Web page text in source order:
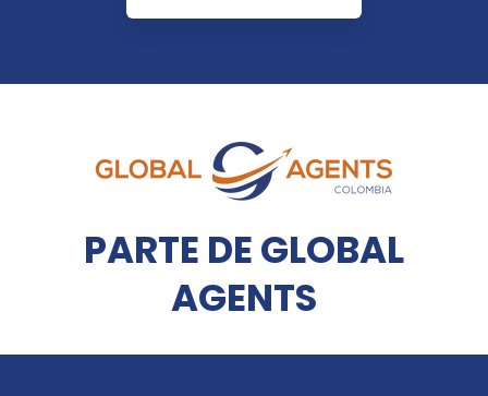
PARTE DE GLOBAL
AGENTS